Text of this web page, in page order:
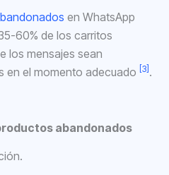
en WhatsApp
60% de los carritos
los mensajes sean
en el momento adecuado [3] .
abandonados